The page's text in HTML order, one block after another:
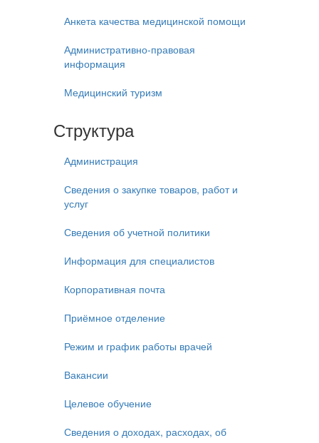
Анкета качества медицинской помощи
Административно-правовая
информация
Медицинский туризм
Структура
Администрация
Сведения о закупке товаров, работ и
услуг
Сведения об учетной политики
Информация для специалистов
Корпоративная почта
Приёмное отделение
Режим и график работы врачей
Вакансии
Целевое обучение
Сведения о доходах, расходах, об